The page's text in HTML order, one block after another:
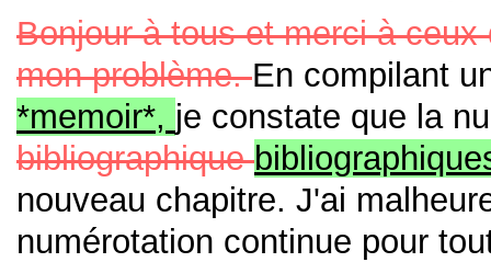
Bonjour à tous et merci à
mon problème.En compilant
*memoir*, je constate que la
bibliographique
nouveau chapitre. J'ai
numérotation continue pour